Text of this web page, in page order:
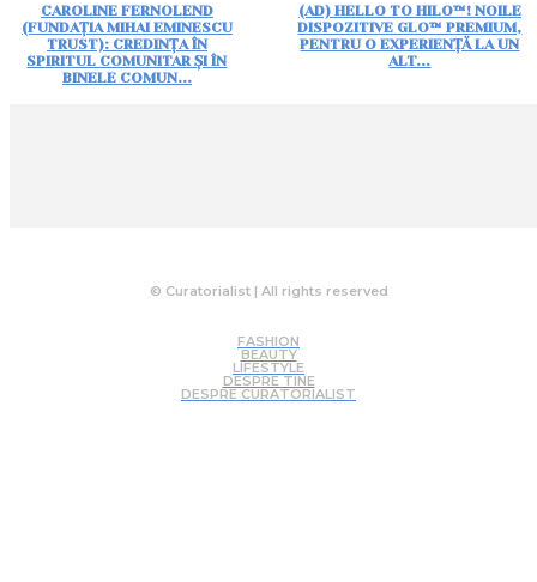
CAROLINE FERNOLEND
(FUNDAȚIA MIHAI EMINESCU
TRUST): CREDINȚA ÎN
SPIRITUL COMUNITAR ȘI ÎN
BINELE COMUN...
(AD) HELLO TO HILO™! NOILE
DISPOZITIVE GLO™ PREMIUM,
PENTRU O EXPERIENȚĂ LA UN
ALT...
© Curatorialist | All rights reserved
FASHION
BEAUTY
LIFESTYLE
DESPRE TINE
DESPRE CURATORIALIST